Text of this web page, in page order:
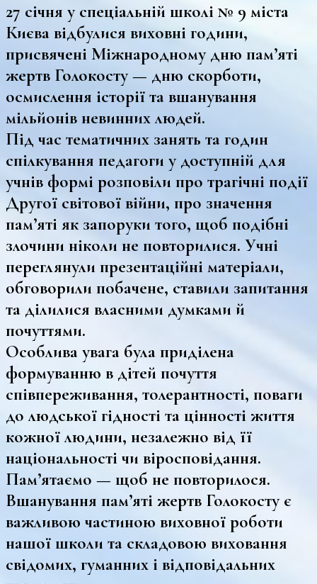
27 січня у спеціальній школі № 9 міста
Києва відбулися виховні години,
присвячені Міжнародному дню памʼяті
жертв Голокосту — дню скорботи,
осмислення історії та вшанування
мільйонів невинних людей.
Під час тематичних занять та годин
спілкування педагоги у доступній для
учнів формі розповіли про трагічні події
Другої світової війни, про значення
пам’яті як запоруки того, щоб подібні
злочини ніколи не повторилися. Учні
переглянули презентаційні матеріали,
обговорили побачене, ставили запитання
та ділилися власними думками й
почуттями.
Особлива увага була приділена
формуванню в дітей почуття
співпереживання, толерантності, поваги
до людської гідності та цінності життя
кожної людини, незалежно від її
національності чи віросповідання.
Памʼятаємо — щоб не повторилося.
Вшанування памʼяті жертв Голокосту є
важливою частиною виховної роботи
нашої школи та складовою виховання
свідомих, гуманних і відповідальних